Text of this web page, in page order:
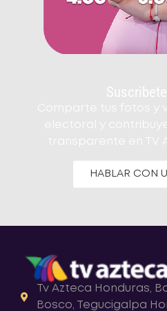
Comparte tus fotos y
electoral y
transparente en TV
HABLAR CON
Tv Azteca Honduras,
Bosco, Tegucigalpa